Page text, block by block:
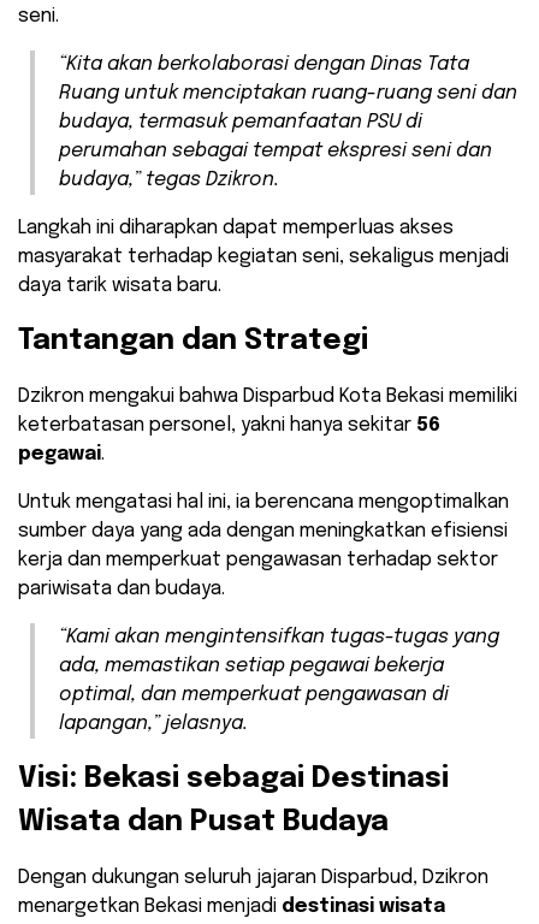
seni.
“Kita akan berkolaborasi dengan Dinas Tata
Ruang untuk menciptakan ruang-ruang seni dan
budaya, termasuk pemanfaatan PSU di
perumahan sebagai tempat ekspresi seni dan
budaya,” tegas Dzikron.
Langkah ini diharapkan dapat memperluas akses
masyarakat terhadap kegiatan seni, sekaligus menjadi
daya tarik wisata baru.
Tantangan dan Strategi
Dzikron mengakui bahwa Disparbud Kota Bekasi memiliki
keterbatasan personel, yakni hanya sekitar 56
pegawai.
Untuk mengatasi hal ini, ia berencana mengoptimalkan
sumber daya yang ada dengan meningkatkan efisiensi
kerja dan memperkuat pengawasan terhadap sektor
pariwisata dan budaya.
“Kami akan mengintensifkan tugas-tugas yang
ada, memastikan setiap pegawai bekerja
optimal, dan memperkuat pengawasan di
lapangan,” jelasnya.
Visi: Bekasi sebagai Destinasi
Wisata dan Pusat Budaya
Dengan dukungan seluruh jajaran Disparbud, Dzikron
menargetkan Bekasi menjadi destinasi wisata